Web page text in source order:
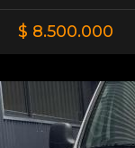
$ 8.500.000